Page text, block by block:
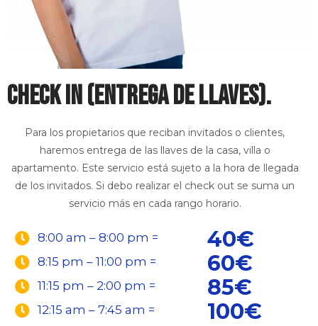
CHECK IN (ENTREGA DE LLAVES).
Para los propietarios que reciban invitados o clientes,
haremos entrega de las llaves de la casa, villa o
apartamento. Este servicio está sujeto a la hora de llegada
de los invitados. Si debo realizar el check out se suma un
servicio más en cada rango horario.
8:00 am – 8:00 pm = 40€
8:15 pm – 11:00 pm = 60€
11:15 pm – 2:00 pm = 85€
12:15 am – 7:45 am = 100€